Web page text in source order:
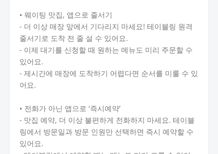
• 웨이팅 맛집, 앱으로 줄서기
- 더 이상 매장 앞에서 기다리지 마세요! 테이블링 원격
줄서기로 도착 전 줄 설 수 있어요.
- 이제 대기를 신청할 때 원하는 메뉴도 미리 주문할 수
있어요.
- 제시간에 매장에 도착하기 어렵다면 순서를 미룰 수 있
어요.
• 전화가 아닌 앱으로 ‘즉시예약’
- 맛집 예약, 더 이상 불편하게 전화하지 마세요. 테이블
링에서 방문일과 방문 인원만 선택하면 즉시 예약할 수
있어요.